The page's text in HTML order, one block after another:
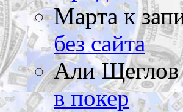
Мартак
без сайта
Али Щеглов
в покер